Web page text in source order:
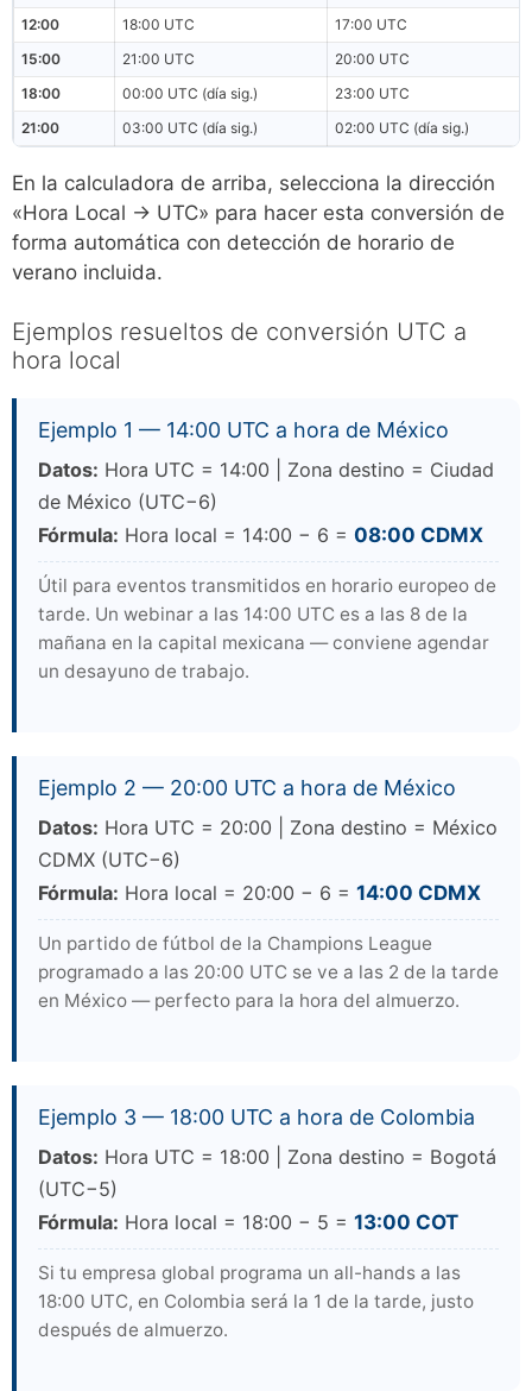
12:00
18:00 UTC
17:00 UTC
15:00
21:00 UTC
20:00 UTC
18:00
00:00 UTC (día sig.)
23:00 UTC
21:00
03:00 UTC (día sig.) 02:00 UTC (día sig.)
En la calculadora de arriba, selecciona la dirección
«Hora Local → UTC» para hacer esta conversión de
forma automática con detección de horario de
verano incluida.
Ejemplos resueltos de conversión UTC a
hora local
Ejemplo 1 — 14:00 UTC a hora de México
Datos: Hora UTC = 14:00 | Zona destino = Ciudad
de México (UTC−6)
Fórmula: Hora local = 14:00 − 6 = 08:00 CDMX
Útil para eventos transmitidos en horario europeo de
tarde. Un webinar a las 14:00 UTC es a las 8 de la
mañana en la capital mexicana — conviene agendar
un desayuno de trabajo.
Ejemplo 2 — 20:00 UTC a hora de México
Datos: Hora UTC = 20:00 | Zona destino = México
CDMX (UTC−6)
Fórmula: Hora local = 20:00 − 6 = 14:00 CDMX
Un partido de fútbol de la Champions League
programado a las 20:00 UTC se ve a las 2 de la tarde
en México — perfecto para la hora del almuerzo.
Ejemplo 3 — 18:00 UTC a hora de Colombia
Datos: Hora UTC = 18:00 | Zona destino = Bogotá
(UTC−5)
Fórmula: Hora local = 18:00 − 5 = 13:00 COT
Si tu empresa global programa un all-hands a las
18:00 UTC, en Colombia será la 1 de la tarde, justo
después de almuerzo.